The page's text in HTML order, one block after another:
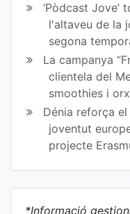
‘Pòdcast Jove’
l'altaveu de la
segona
La campanya
clientela del
smoothies i
Dénia reforça
joventut
projecte
*Informació